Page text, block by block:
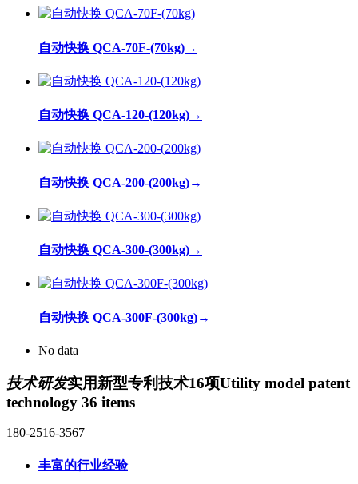
自动快换 QCA-70F-(70kg)→
自动快换 QCA-120-(120kg)→
自动快换 QCA-200-(200kg)→
自动快换 QCA-300-(300kg)→
自动快换 QCA-300F-(300kg)→
No data
技术研发实用新型专利技术16项Utility model patent
technology 36 items
180-2516-3567
丰富的行业经验